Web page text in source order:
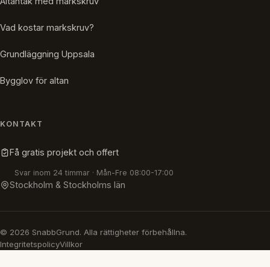
Vad kostar markskruv?
Grundläggning Uppsala
Bygglov för altan
KONTAKT
Få gratis projekt och offert
Svar inom 24 timmar · Mån-Fre 08:00-17:00
Stockholm & Stockholms län
© 2026 SnabbGrund. Alla rättigheter förbehållna.
IntegritetspolicyVillkor